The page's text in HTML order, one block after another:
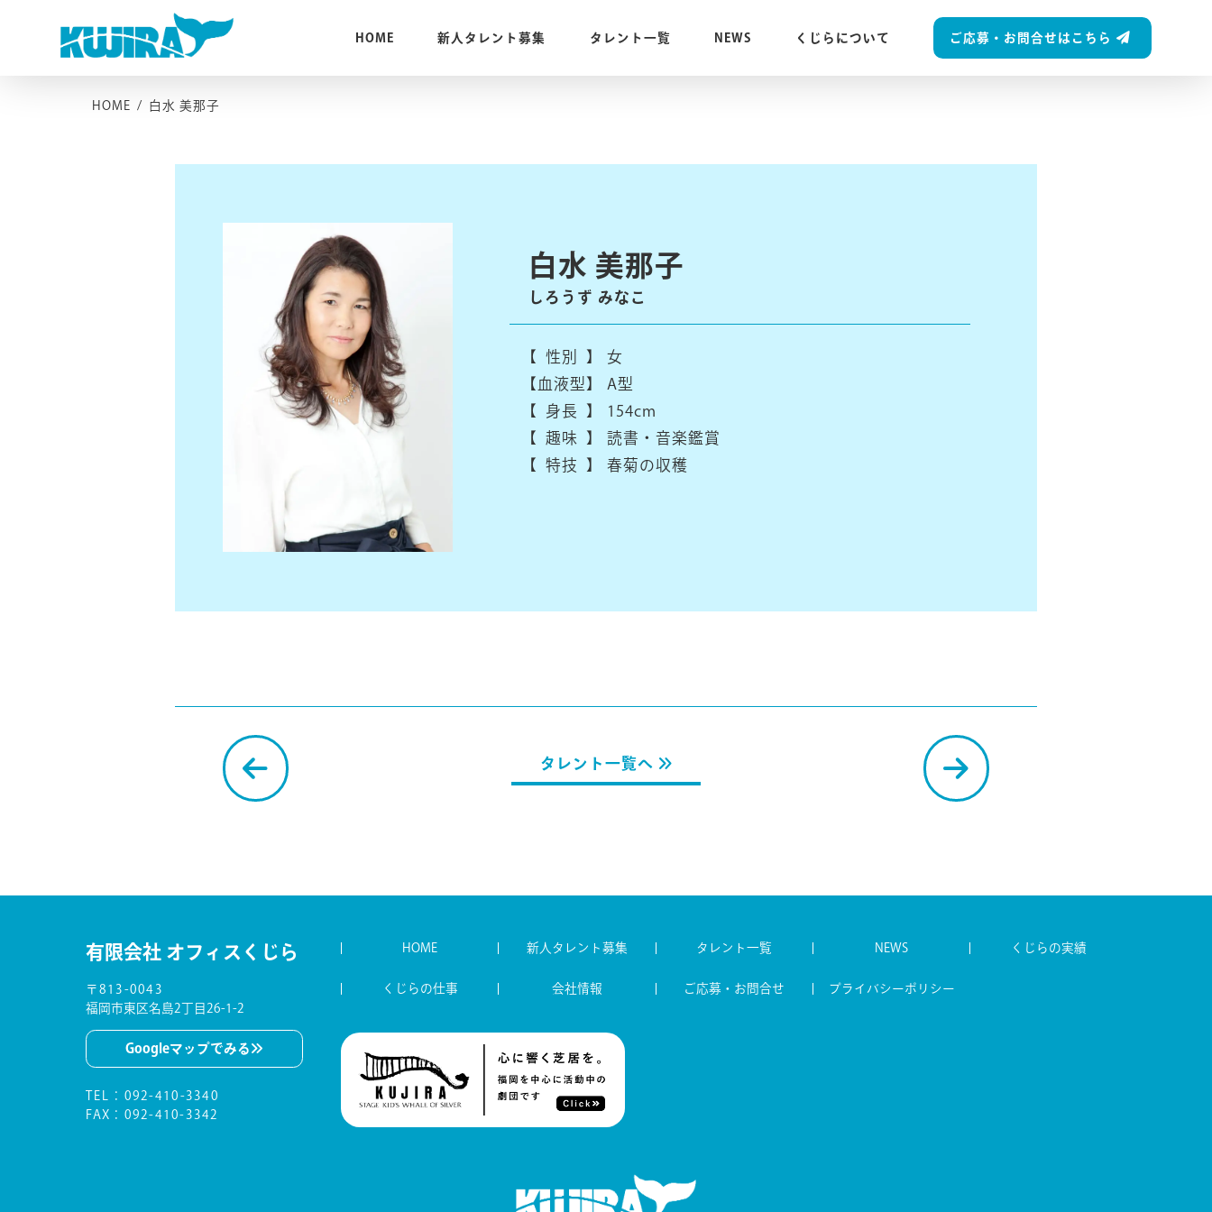
HOME 新人タレント募集 タレント一覧 NEWS くじらについて ご応募・お問合せはこちら
HOME / 白水 美那子
白水 美那子
しろうず みなこ
【 性別 】
女
【血液型】
A型
【 身長 】
154cm
【 趣味 】
読書・音楽鑑賞
【 特技 】
春菊の収穫
タレント一覧へ
有限会社 オフィスくじら
〒813-0043
福岡市東区名島2丁目26-1-2
Googleマップでみる
TEL ： 092-410-3340
FAX：092-410-3342
HOME 新人タレント募集 タレント一覧 NEWS くじらの実績
くじらの仕事 会社情報 ご応募・お問合せ プライバシーポリシー